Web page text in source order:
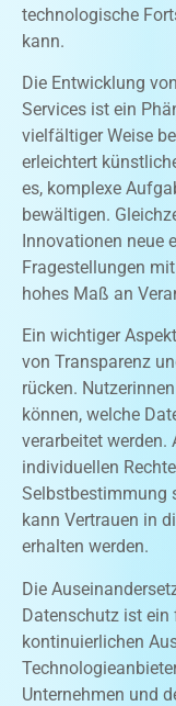
technologische
kann.
Die Entwicklung
Services ist ein
vielfältiger Weise
erleichtert
es, komplexe
bewältigen.
Innovationen neue
Fragestellungen
hohes Maß an
Ein wichtiger
von Transparenz
rücken.
können, welche
verarbeitet
individuellen
Selbstbestimmung
kann Vertrauen in
erhalten werden.
Die
Datenschutz ist ein
kontinuierlichen
Unternehmen und